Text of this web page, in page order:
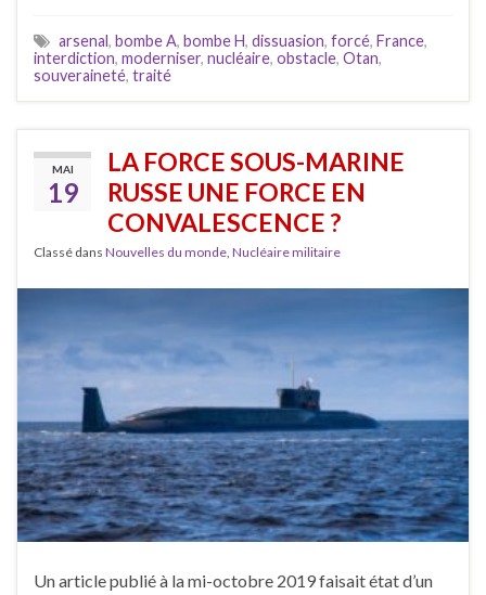
arsenal, bombe A, bombe H, dissuasion, forcé, France,
interdiction, moderniser, nucléaire, obstacle, Otan,
souveraineté, traité
MAI
19
LA FORCE SOUS-MARINE
RUSSE UNE FORCE EN
CONVALESCENCE ?
Classé dans Nouvelles du monde Nucléaire militaire
Un article publié à la mi-octobre 2019 faisait état d’un